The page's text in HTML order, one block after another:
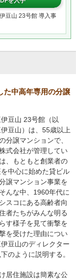
豆山 23号館 導入事
た中高年専用の分譲
豆山 23号館（以
豆山）は、55歳以上
分譲マンションで、
式会社が管理してい
、もともと創業者の
中心に始めた貸ビル
譲マンション事業を
んな中、1960年代に
スコにある高齢者向
者たちがみんな明る
す様子を見て衝撃を
を受けた理由につい
豆山のディレクター
のように説明する。
居住施設は簡素な公